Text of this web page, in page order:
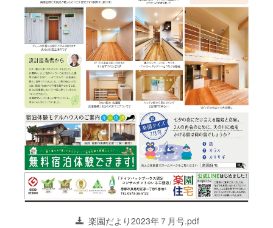
楽園だより2023年７月号.pdf